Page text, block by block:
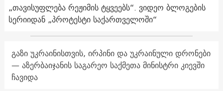
„თავისუფლება რეჟიმის ტყვეებს“. ვიდეო ბლოგების
სერიიდან „პროტესტი საქართველოში“
გაზი უკრაინისთვის, ირპინი და უკრაინული დრონები
— აზერბაიჯანის საგარეო საქმეთა მინისტრი კიევში
ჩავიდა